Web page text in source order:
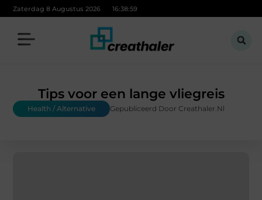
Zaterdag 8 Augustus 2026 16:38:59
Tips voor een lange vliegreis
Health / Alternative Gepubliceerd Door Creathaler.nl